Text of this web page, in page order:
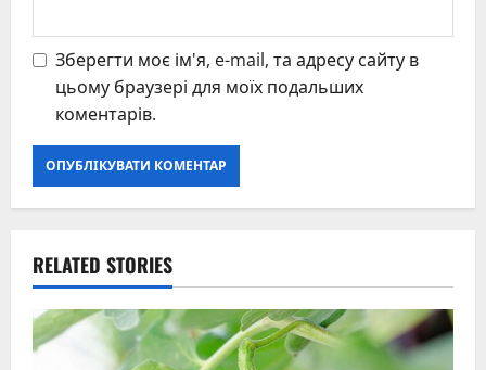
Зберегти моє ім'я, e-mail, та адресу сайту в
цьому браузері для моїх подальших
коментарів.
RELATED STORIES